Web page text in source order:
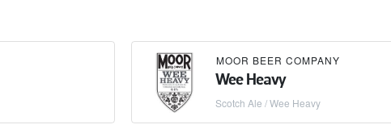
MOOR BEER COMPANY
Wee Heavy
Scotch Ale / Wee Heavy